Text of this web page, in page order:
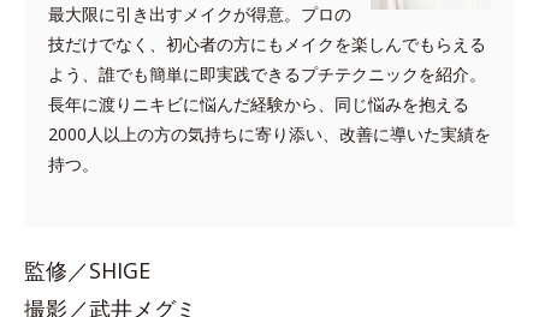
最大限に引き出すメイクが得意。プロの
技だけでなく、初心者の方にもメイクを楽しんでもらえる
よう、誰でも簡単に即実践できるプチテクニックを紹介。
長年に渡りニキビに悩んだ経験から、同じ悩みを抱える
2000人以上の方の気持ちに寄り添い、改善に導いた実績を
持つ。
監修／SHIGE
撮影／武井メグミ